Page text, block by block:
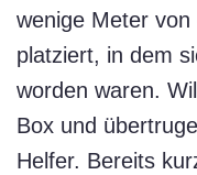
wenige Meter
platziert, in dem
worden waren.
Box und
Helfer. Bereits